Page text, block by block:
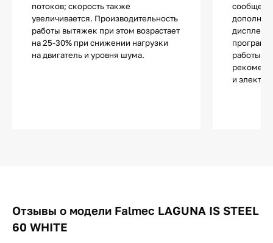
потоков; скорость также
увеличивается. Производительность
работы вытяжек при этом возрастает
на 25-30% при снижении нагрузки
на двигатель и уровня шума.
дисплей
работы в
и
Отзывы о модели Falmec LAGUNA IS STEEL
60 WHITE